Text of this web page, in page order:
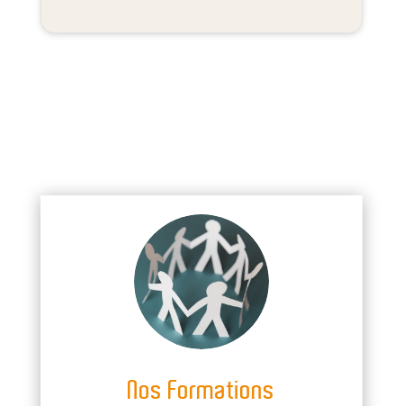
Nos Formations